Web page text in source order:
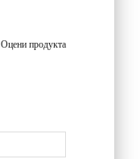
Оцени продукта